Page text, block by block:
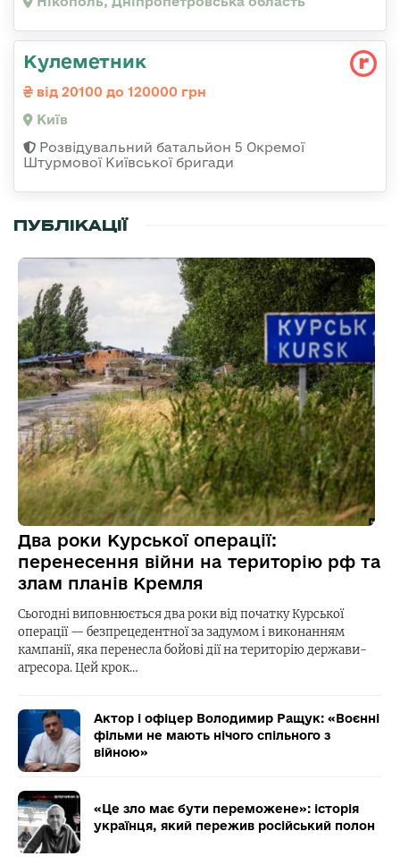
Кулеметник
від 20100 до 120000 грн
Київ
Розвідувальний батальйон 5 Окремої
Штурмової Київської бригади
ПУБЛІКАЦІЇ
Два роки Курської операції:
перенесення війни на територію рф та
злам планів Кремля
Сьогодні виповнюється два роки від початку Курської
операції — безпрецедентної за задумом і виконанням
кампанії, яка перенесла бойові дії на територію держави-
агресора. Цей крок…
Актор і офіцер Володимир Ращук: «Воєнні
фільми не мають нічого спільного з
війною»
«Це зло має бути переможене»: історія
українця, який пережив російський полон